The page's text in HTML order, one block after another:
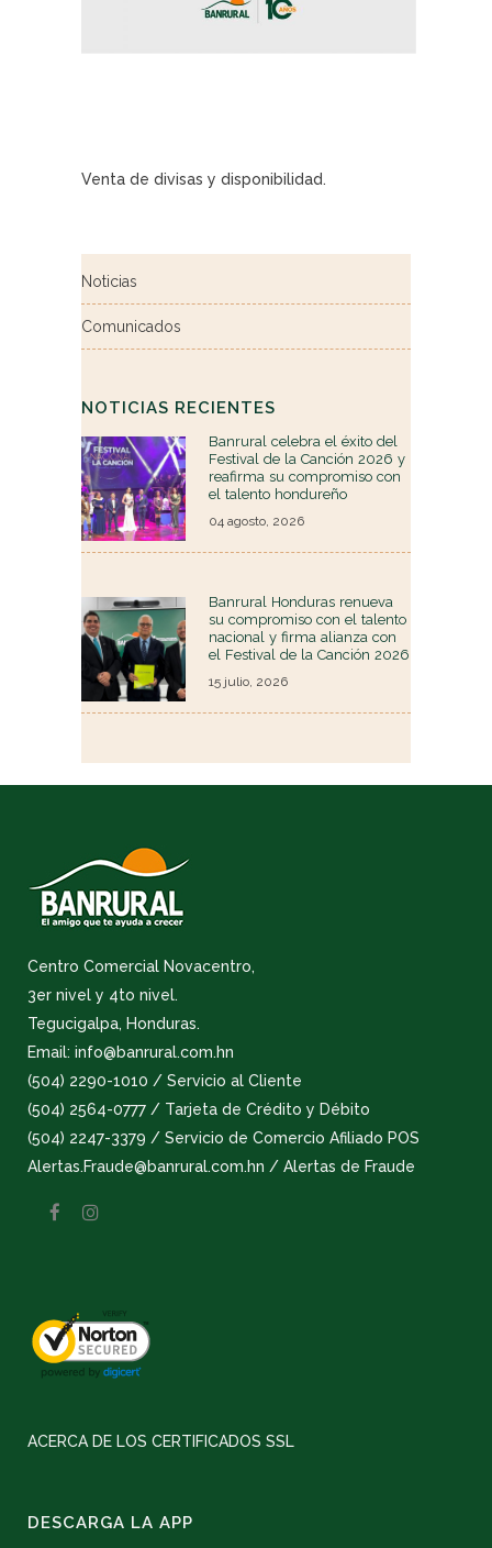
Venta de divisas y disponibilidad.
Noticias
Comunicados
NOTICIAS RECIENTES
Banrural celebra el éxito del
Festival de la Canción 2026 y
reafirma su compromiso con
el talento hondureño
04 agosto, 2026
Banrural Honduras renueva
su compromiso con el talento
nacional y firma alianza con
el Festival de la Canción 2026
15 julio, 2026
Centro Comercial Novacentro,
3er nivel y 4to nivel.
Tegucigalpa, Honduras.
Email: info@banrural.com.hn
(504) 2290-1010 / Servicio al Cliente
(504) 2564-0777 / Tarjeta de Crédito y Débito
(504) 2247-3379 / Servicio de Comercio Afiliado POS
Alertas.Fraude@banrural.com.hn / Alertas de Fraude
ACERCA DE LOS CERTIFICADOS SSL
DESCARGA LA APP